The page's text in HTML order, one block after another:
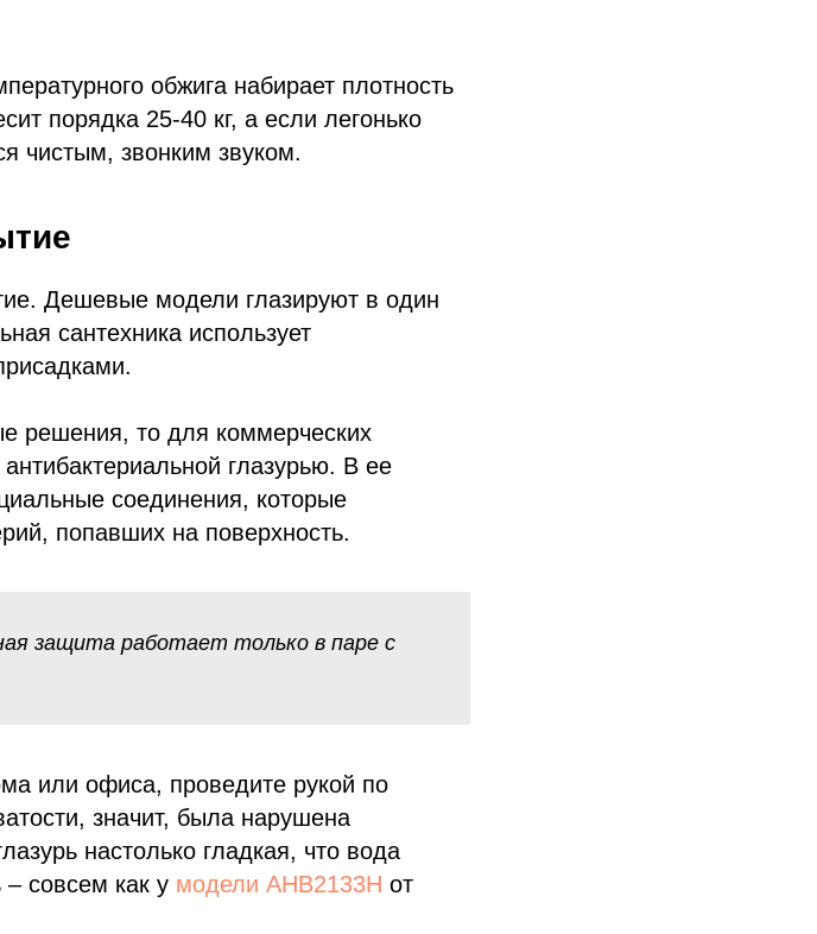
обжига набирает плотность
порядка 25-40 кг, а если легонько
чистым, звонким звуком.
Дешевые модели глазируют в один
сантехника использует
решения, то для коммерческих
глазурью. В ее
соединения, которые
попавших на поверхность.
защита работает только в паре с
или офиса, проведите рукой по
значит, была нарушена
настолько гладкая, что вода
– совсем как у модели AHB2133H от